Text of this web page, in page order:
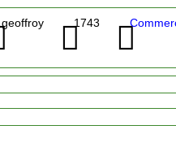
geoffroy 1743